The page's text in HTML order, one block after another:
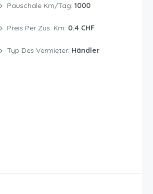
Pauschale Km/Tag: 1000
Preis Per Zus. Km: 0.4 CHF
Typ Des Vermieter: Händler